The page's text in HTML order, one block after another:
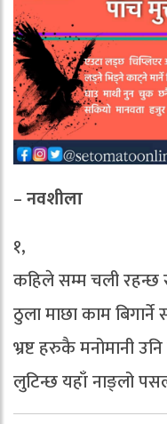
–नवशीला
१,
कहिले सम्म चली रहन्छ
ठुला माछा काम
भ्रष्ट हरुकै मनोमानी
लुटिन्छ यहाँ नाङ्लो